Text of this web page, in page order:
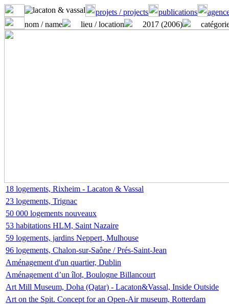
projets / projects publications
nom / name
lieu / location 2017 (2006)
18 logements, Rixheim - Lacaton & Vassal
23 logements, Trignac
50 000 logements nouveaux
53 habitations HLM, Saint Nazaire
59 logements, jardins Neppert, Mulhouse
96 logements, Chalon-sur-Saône / Prés-Saint-Jean
Aménagement d'un quartier, Dublin
Aménagement d’un îlot, Boulogne Billancourt
Art Mill Museum, Doha (Qatar) - Lacaton&Vassal, Inside Outside
Art on the Spit. Concept for an Open-Air museum, Rotterdam